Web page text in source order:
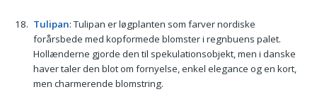
Tulipan: Tulipan er løgplanten som farver nordiske
forårsbede med kopformede blomster i regnbuens palet.
Hollænderne gjorde den til spekulationsobjekt, men i danske
haver taler den blot om fornyelse, enkel elegance og en kort,
men charmerende blomstring.